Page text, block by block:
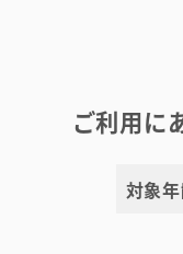
ご利用に
対象